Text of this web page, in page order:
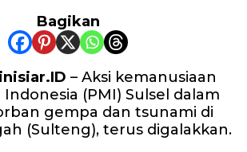
Bagikan
– Aksi kemanusiaan
(PMI) Sulsel dalam
gempa dan tsunami di
(Sulteng), terus digalakkan.